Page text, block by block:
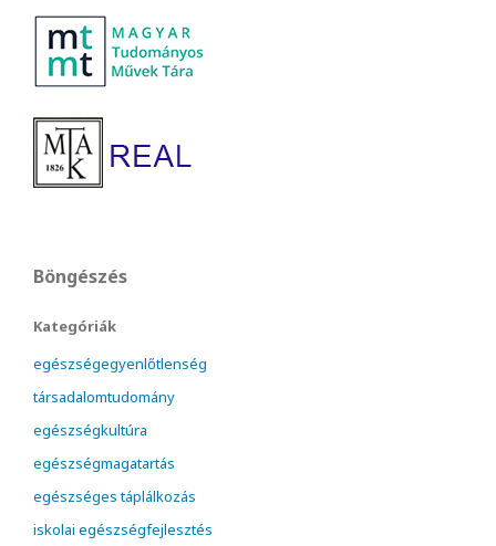
Böngészés
Kategóriák
egészségegyenlőtlenség
társadalomtudomány
egészségkultúra
egészségmagatartás
egészséges táplálkozás
iskolai egészségfejlesztés